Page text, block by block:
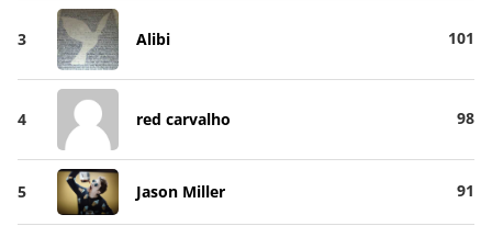
3 Alibi 101
4 red carvalho 98
5 Jason Miller 91